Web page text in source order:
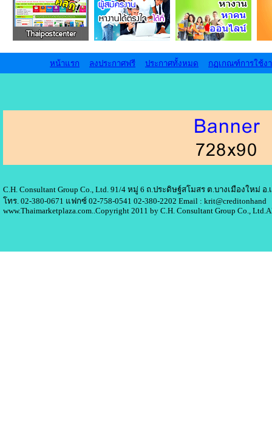
หน้าแรก ลงประกาศฟรี ประกาศทั้งหมด กฏเกณฑ์การใช้ง
C.H. Consultant Group Co., Ltd. 91/4 หมู่ 6 ถ.ประดิษฐ์สโมสร ต.บางเมืองใหม่ อ
โทร. 02-380-0671 แฟกซ์ 02-758-0541 02-380-2202 Email : krit@creditonhand
www.Thaimarketplaza.com..Copyright 2011 by C.H. Consultant Group Co.,